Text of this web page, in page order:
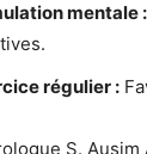
mentale :
régulier :
S.